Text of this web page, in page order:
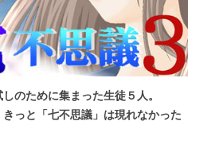
のために集まった生徒５人。
っと「七不思議」は現れなかった